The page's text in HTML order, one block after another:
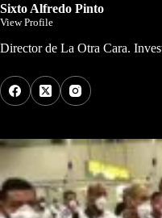
Sixto Alfredo Pinto
View Profile
Director de La Otra Cara.